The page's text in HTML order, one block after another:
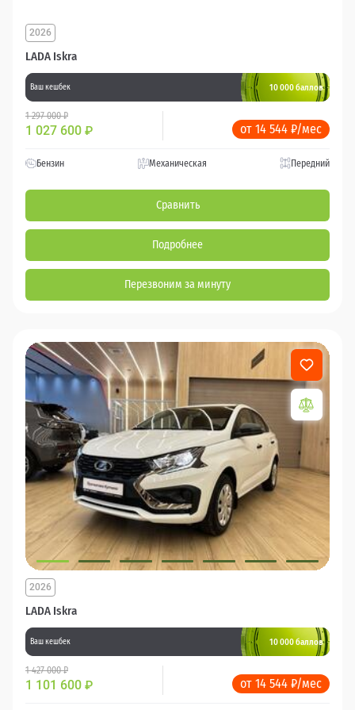
LADA Iskra
2026
Ваш кешбек 10 000 баллов
1 297 000 ₽
1 027 600 ₽ от 14 544 ₽/мес
Бензин Механическая Передний
Сравнить
Подробнее
Перезвоним за минуту
LADA Iskra
2026
Ваш кешбек 10 000 баллов
1 427 000 ₽
1 101 600 ₽ от 14 544 ₽/мес